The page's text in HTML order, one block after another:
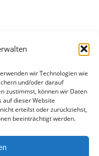
wir Technologien wie
und/oder darauf
zustimmst, können wir Daten
auf dieser Website
erteilst oder zurückziehst,
beeinträchtigt werden.